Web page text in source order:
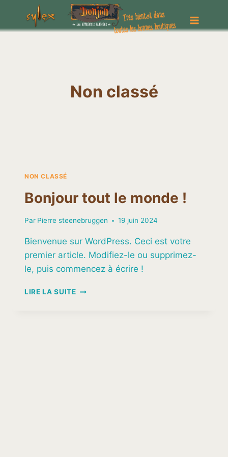
contenu
Non classé
NON CLASSÉ
Bonjour tout le monde !
Par Pierre steenebruggen 19 juin 2024
Bienvenue sur WordPress. Ceci est votre
premier article. Modifiez-le ou supprimez-
le, puis commencez à écrire !
LIRE LA SUITEBONJOUR